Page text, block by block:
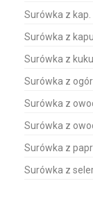
Surówka z kap.
Surówka z
Surówka z
Surówka z
Surówka z
Surówka z
Surówka z
Surówka z